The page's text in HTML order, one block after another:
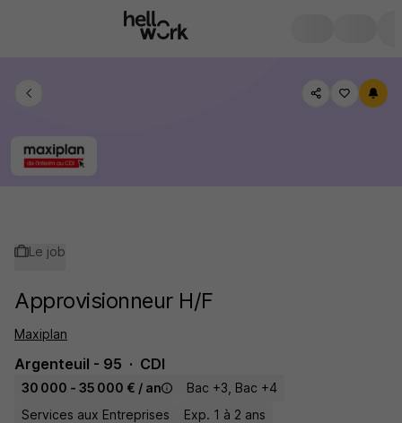
Le job
Approvisionneur H/F
Maxiplan
Argenteuil - 95 CDI
30 000 - 35 000 € / an
Bac +3, Bac +4
Services aux Entreprises
Exp. 1 à 2 ans